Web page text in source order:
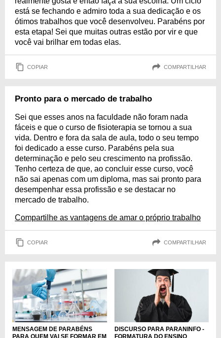
está se fechando e admiro toda a sua dedicação e os
ótimos trabalhos que você desenvolveu. Parabéns por
esta etapa! Sei que muitas outras estão por vir e que
você vai brilhar em todas elas.
COPIAR COMPARTILHAR
Pronto para o mercado de trabalho
Sei que esses anos na faculdade não foram nada
fáceis e que o curso de fisioterapia se tornou a sua
vida. Dentro e fora da sala de aula, todo o seu tempo
foi dedicado a esse curso. Parabéns pela sua
determinação e pelo seu crescimento na profissão.
Tenho certeza de que, ao concluir esse curso, você
não sai apenas com um diploma, mas sai pronto para
desempenhar essa profissão e se destacar no
mercado de trabalho.
Compartilhe as vantagens de amar o próprio trabalho
COPIAR COMPARTILHAR
MENSAGEM DE PARABÉNS
PARA QUEM VAI SE FORMAR EM
DISCURSO PARA PARANINFO -
FORMATURA DO ENSINO